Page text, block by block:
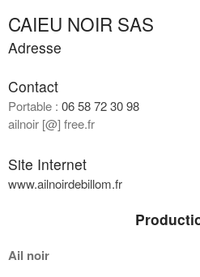
CAIEU NOIR SAS
Adresse
Contact
Portable : 06 58 72 30 98
ailnoir [@] free.fr
Site Internet
www.ailnoirdebillom.fr
Ail noir